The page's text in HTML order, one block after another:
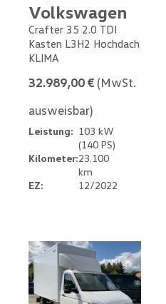
Volkswagen
Crafter 35 2.0 TDI
Kasten L3H2 Hochdach
KLIMA
32.989,00 € (MwSt.
ausweisbar)
Leistung: 103 kW
(140 PS)
Kilometer:23.100
km
EZ:
12/2022